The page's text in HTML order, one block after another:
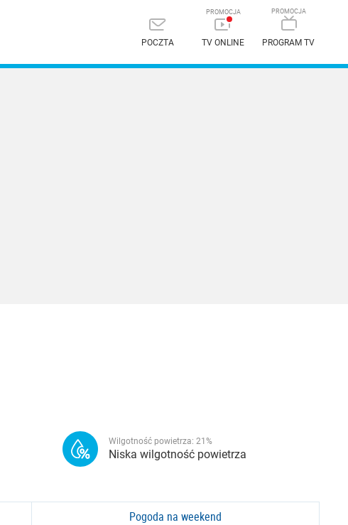
POCZTA TV ONLINE PROGRAM TV
Wilgotność powietrza: 21 %
Niska wilgotność powietrza
Pogoda na weekend